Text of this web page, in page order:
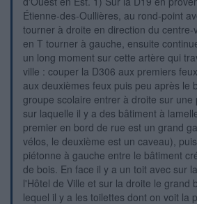
Étienne-des-Oullières, au rond-point
tourner à droite en direction du
en T tourner à gauche, ensuite
un long moment sur cette artère qui
ville : couper la D306 aux premiers
aux deuxièmes feux puis peu après le
groupe scolaire entrer à droite sur une
sur laquelle il y a des bâtiment à
premier en bord de rue est un grand
vélos, le deuxième est un caveau),
piétonne à gauche entre le bâtiment
de bois. En face il y a un toit avec sur
l'Hôtel de Ville et sur la droite le grand
lequel il y a les toilettes dont on voit la